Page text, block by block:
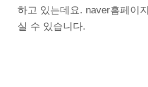
하고 있는데요. naver홈페이
실 수 있습니다.